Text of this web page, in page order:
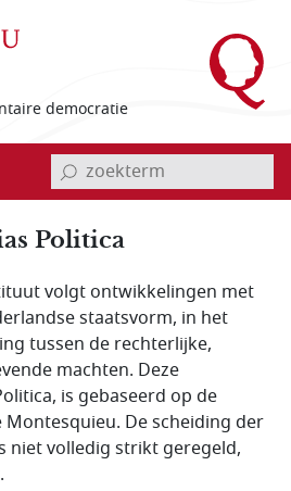
democratie
invoerveld zoekterm
Politica
volgt ontwikkelingen met
staatsvorm, in het
tussen de rechterlijke,
machten. Deze
is gebaseerd op de
Montesquieu. De scheiding der
niet volledig strikt geregeld,